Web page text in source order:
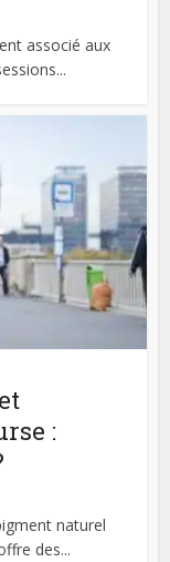
associé aux
:
naturel
des...